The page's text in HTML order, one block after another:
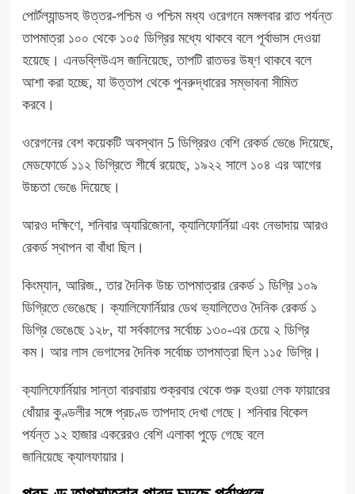
পোর্টল্যান্ডসহ উত্তর-পশ্চিম ও পশ্চিম মধ্য ওরেগনে মঙ্গলবার রাত পর্যন্ত
তাপমাত্রা ১০০ থেকে ১০৫ ডিগ্রির মধ্যে থাকবে বলে পূর্বাভাস দেওয়া
হয়েছে। এনডব্লিউএস জানিয়েছে, তাপটি রাতভর উষ্ণ থাকবে বলে
আশা করা হচ্ছে, যা উত্তাপ থেকে পুনরুদ্ধারের সম্ভাবনা সীমিত
করবে।
ওরেগনের বেশ কয়েকটি অবস্থান 5 ডিগ্রিরও বেশি রেকর্ড ভেঙে দিয়েছে,
মেডফোর্ডে ১১২ ডিগ্রিতে শীর্ষে রয়েছে, ১৯২২ সালে ১০৪ এর আগের
উচ্চতা ভেঙে দিয়েছে।
আরও দক্ষিণে, শনিবার অ্যারিজোনা, ক্যালিফোর্নিয়া এবং নেভাদায় আরও
রেকর্ড স্থাপন বা বাঁধা ছিল।
কিংম্যান, আরিজ., তার দৈনিক উচ্চ তাপমাত্রার রেকর্ড ১ ডিগ্রি ১০৯
ডিগ্রিতে ভেঙেছে। ক্যালিফোর্নিয়ার ডেথ ভ্যালিতেও দৈনিক রেকর্ড ১
ডিগ্রি ভেঙেছে ১২৮, যা সর্বকালের সর্বোচ্চ ১৩০-এর চেয়ে ২ ডিগ্রি
কম। আর লাস ভেগাসের দৈনিক সর্বোচ্চ তাপমাত্রা ছিল ১১৫ ডিগ্রি।
ক্যালিফোর্নিয়ার সান্তা বারবারায় শুক্রবার থেকে শুরু হওয়া লেক ফায়ারের
ধোঁয়ার কুণ্ডলীর সঙ্গে প্রচণ্ড তাপদাহ দেখা গেছে। শনিবার বিকেল
পর্যন্ত ১২ হাজার একরেরও বেশি এলাকা পুড়ে গেছে বলে
জানিয়েছে ক্যালফায়ার।